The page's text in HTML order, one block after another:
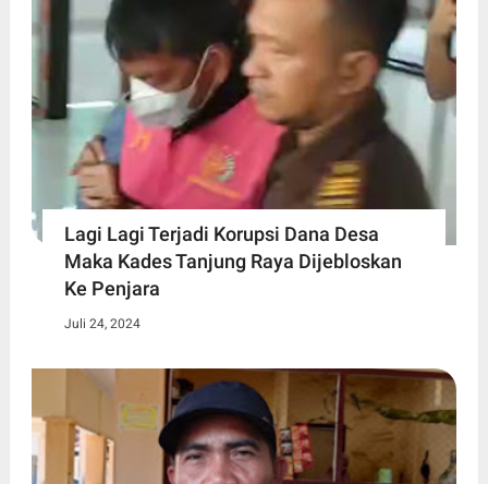
Lagi Lagi Terjadi Korupsi Dana Desa
Maka Kades Tanjung Raya Dijebloskan
Ke Penjara
Juli 24, 2024